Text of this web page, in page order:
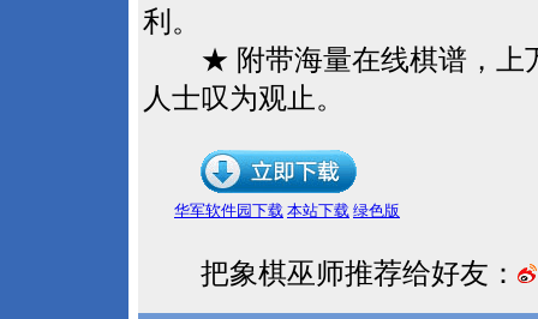
利。
★ 附带海量在线棋谱，上
人士叹为观止。
华军软件园下载 本站下载 绿色版
把象棋巫师推荐给好友：